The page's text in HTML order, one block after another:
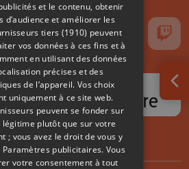
sur Instagram
Suivez-nous sur TikTok
Suivez-nous sur YouTube
Suivez-nous
et le contenu, obtenir
d’audience et améliorer les
tiers (1910) peuvent
vos données à ces fins et à
en utilisant des données
précises et des
de l’appareil. Vos choix
uniquement à ce site web.
peuvent se fonder sur
plutôt que sur votre
; vous avez le droit de vous y
Paramètres publicitaires. Vous
votre consentement à tout